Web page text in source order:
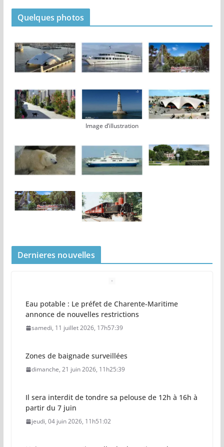
Quelques photos
Image d’illustration
Dernieres nouvelles
Eau potable : Le préfet de Charente-Maritime
annonce de nouvelles restrictions
samedi, 11 juillet 2026, 17h57:39
Zones de baignade surveillées
dimanche, 21 juin 2026, 11h25:39
Il sera interdit de tondre sa pelouse de 12h à 16h à
partir du 7 juin
jeudi, 04 juin 2026, 11h51:02